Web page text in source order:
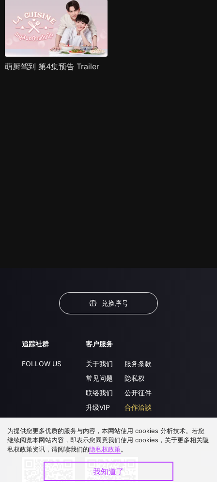
萌厨驾到 第4集预告 Trailer
兑换序号
追踪社群
FOLLOW US
客户服务
关于我们
常见问题
联络我们
升级VIP
服务条款
隐私权
公开征件
合作洽談
下载 APP
为提供您更多优质的服务与内容，本网站使用 cookies 分析技术。若您
继续阅览本网站内容，即表示您同意我们使用 cookies，关于更多相关隐
私权政策资讯，请阅读我们的隐私权政策。
我知道了